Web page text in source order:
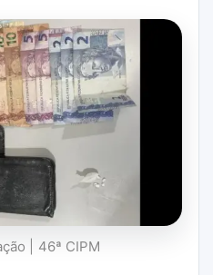
| 46ª CIPM